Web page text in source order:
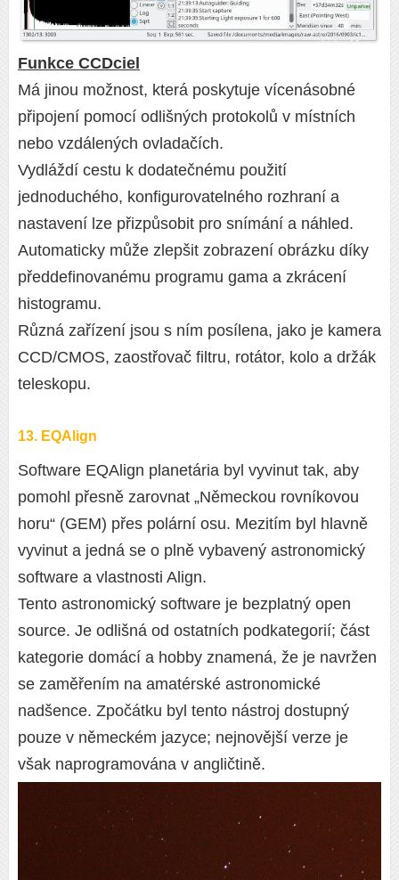
Funkce CCDciel
Má jinou možnost, která poskytuje vícenásobné
připojení pomocí odlišných protokolů v místních
nebo vzdálených ovladačích.
Vydláždí cestu k dodatečnému použití
jednoduchého, konfigurovatelného rozhraní a
nastavení lze přizpůsobit pro snímání a náhled.
Automaticky může zlepšit zobrazení obrázku díky
předdefinovanému programu gama a zkrácení
histogramu.
Různá zařízení jsou s ním posílena, jako je kamera
CCD/CMOS, zaostřovač filtru, rotátor, kolo a držák
teleskopu.
13. EQAlign
Software EQAlign planetária byl vyvinut tak, aby
pomohl přesně zarovnat „Německou rovníkovou
horu“ (GEM) přes polární osu. Mezitím byl hlavně
vyvinut a jedná se o plně vybavený astronomický
software a vlastnosti Align.
Tento astronomický software je bezplatný open
source. Je odlišná od ostatních podkategorií; část
kategorie domácí a hobby znamená, že je navržen
se zaměřením na amatérské astronomické
nadšence. Zpočátku byl tento nástroj dostupný
pouze v německém jazyce; nejnovější verze je
však naprogramována v angličtině.